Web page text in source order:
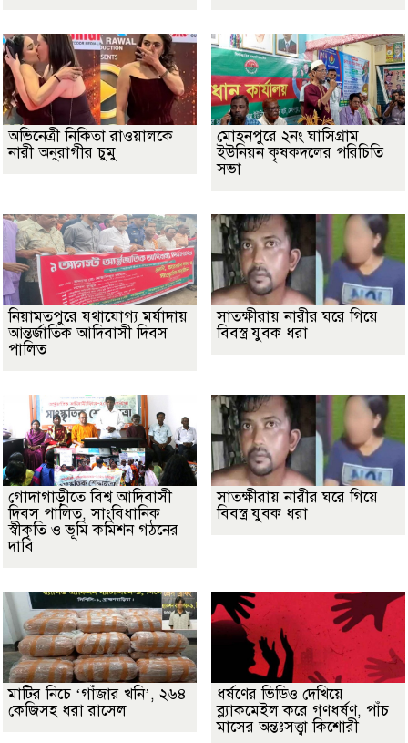
অভিনেত্রী নিকিতা রাওয়ালকে
নারী অনুরাগীর চুমু
মোহনপুরে ২নং ঘাসিগ্রাম
ইউনিয়ন কৃষকদলের পরিচিতি
সভা
নিয়ামতপুরে যথাযোগ্য মর্যাদায়
আন্তর্জাতিক আদিবাসী দিবস
পালিত
সাতক্ষীরায় নারীর ঘরে গিয়ে
বিবস্ত্র যুবক ধরা
গোদাগাড়ীতে বিশ্ব আদিবাসী
দিবস পালিত, সাংবিধানিক
স্বীকৃতি ও ভূমি কমিশন গঠনের
দাবি
সাতক্ষীরায় নারীর ঘরে গিয়ে
বিবস্ত্র যুবক ধরা
মাটির নিচে ‘গাঁজার খনি’, ২৬৪
কেজিসহ ধরা রাসেল
ধর্ষণের ভিডিও দেখিয়ে
ব্ল্যাকমেইল করে গণধর্ষণ, পাঁচ
মাসের অন্তঃসত্ত্বা কিশোরী